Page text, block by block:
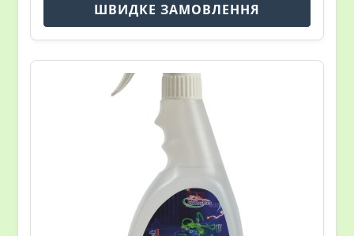
ШВИДКЕ ЗАМОВЛЕННЯ